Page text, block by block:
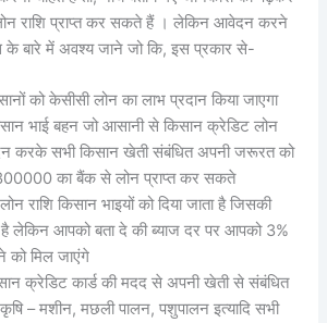
राशि प्राप्त कर सकते हैं । लेकिन आवेदन करने
बारे में अवश्य जाने जो कि, इस प्रकार से-
को केसीसी लोन का लाभ प्रदान किया जाएगा
भाई बहन जो आसानी से किसान क्रेडिट लोन
करके सभी किसान खेती संबंधित अपनी जरूरत को
का बैंक से लोन प्राप्त कर सकते
राशि किसान भाइयों को दिया जाता है जिसकी
है लेकिन आपको बता दे की ब्याज दर पर आपको 3%
को मिल जाएंगे
क्रेडिट कार्ड की मदद से अपनी खेती से संबंधित
– मशीन, मछली पालन, पशुपालन इत्यादि सभी